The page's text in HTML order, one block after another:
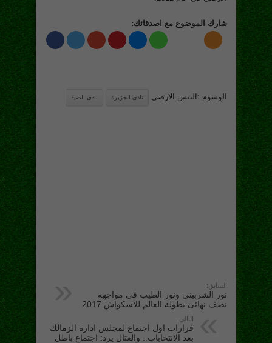
شارك الموضوع مع اصدقائك:
الوسوم :التنس الارضى نادى الجزيرة نادى الصيد
السابق:
نور الشربينى ونور الطيب فى مواجهه
نصف نهائى بطولة العالم للاسكواش 2017
التالي:
قرارات اول اجتماع لمجلس ادارة الزمالك
بعد الانتخابات.. والعتال يرد: اجتماع باطل